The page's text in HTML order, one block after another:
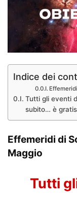
Indice dei
Tutti gli eventi
subito… è
Effemeridi di
Maggio
Tutti